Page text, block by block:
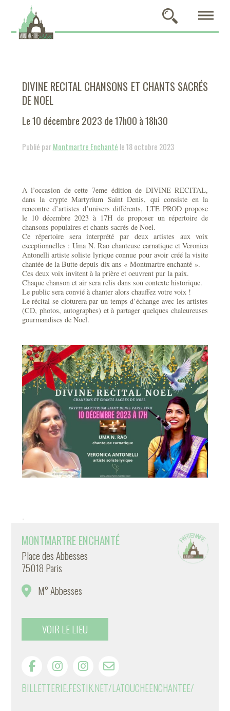
DIVINE RECITAL CHANSONS ET CHANTS SACRÉS
DE NOEL
Le 10 décembre 2023 de 17h00 à 18h30
Publié parMontmartre Enchanté le 18 octobre 2023
A l’occasion de cette 7eme édition de DIVINE RECITAL,
dans la crypte Martyrium Saint Denis, qui consiste en la
rencontre d’artistes d’univers différents, LTE PROD propose
le 10 décembre 2023 à 17H de proposer un répertoire de
chansons populaires et chants sacrés de Noel.
Ce répertoire sera interprété par deux artistes aux voix
exceptionnelles : Uma N. Rao chanteuse carnatique et Veronica
Antonelli artiste soliste lyrique connue pour avoir créé la visite
chantée de la Butte depuis dix ans « Montmartre enchanté ».
Ces deux voix invitent à la prière et oeuvrent pur la paix.
Chaque chanson et air sera relis dans son contexte historique.
Le public sera convié à chanter alors chauffez votre voix !
Le récital se cloturera par un temps d’échange avec les artistes
(CD, photos, autographes) et à partager quelques chaleureuses
gourmandises de Noel.
-
MONTMARTRE ENCHANTÉ
Place des Abbesses
75018 Paris
M° Abbesses
VOIR LE LIEU
BILLETTERIE.FESTIK.NET/LATOUCHEENCHANTEE/